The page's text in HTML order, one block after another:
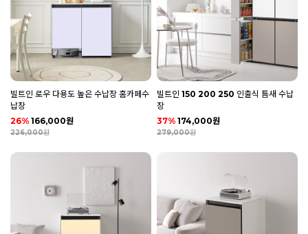
빌트인 로우 다용도 높은 수납장 홈카페수
납장
26% 166,000원
226,000원
빌트인 150 200 250 인출식 틈새 수납
장
37% 174,000원
279,000원